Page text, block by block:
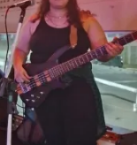
Ao unir a
uma
um tema tão
peça
eu queria